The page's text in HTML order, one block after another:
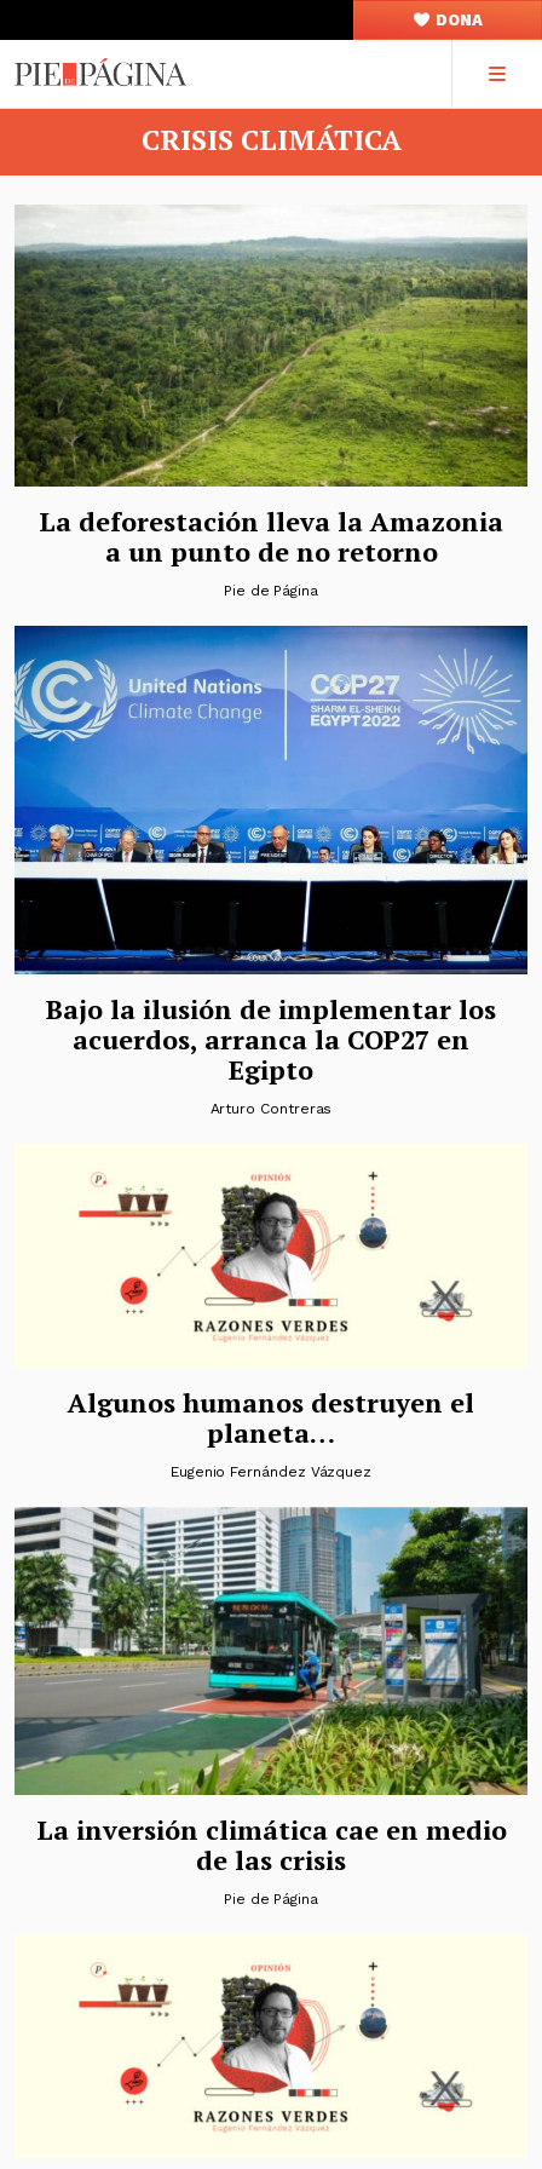
DONA
CRISIS CLIMÁTICA
La deforestación lleva la Amazonia
a un punto de no retorno
Pie de Página
Bajo la ilusión de implementar los
acuerdos, arranca la COP27 en
Egipto
Arturo Contreras
Algunos humanos destruyen el
planeta…
Eugenio Fernández Vázquez
La inversión climática cae en medio
de las crisis
Pie de Página